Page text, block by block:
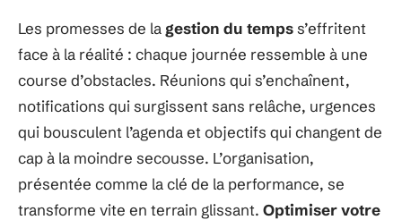
Les promesses de la gestion du tempss’effritent
face à la réalité : chaque journée ressemble à une
course d’obstacles. Réunions qui s’enchaînent,
notifications qui surgissent sans relâche, urgences
qui bousculent l’agenda et objectifs qui changent de
cap à la moindre secousse. L’organisation,
présentée comme la clé de la performance, se
transforme vite en terrain glissant. Optimiser votre